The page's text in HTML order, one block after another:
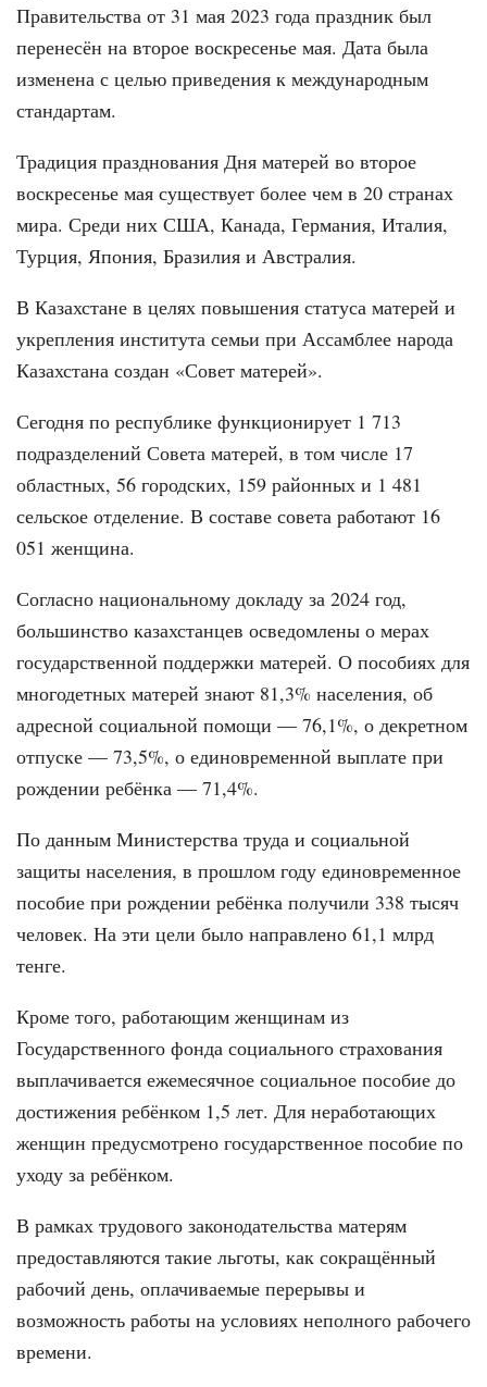
Правительства от 31 мая 2023 года праздник был
перенесён на второе воскресенье мая. Дата была
изменена с целью приведения к международным
стандартам.
Традиция празднования Дня матерей во второе
воскресенье мая существует более чем в 20 странах
мира. Среди них США, Канада, Германия, Италия,
Турция, Япония, Бразилия и Австралия.
В Казахстане в целях повышения статуса матерей и
укрепления института семьи при Ассамблее народа
Казахстана создан «Совет матерей».
Сегодня по республике функционирует 1 713
подразделений Совета матерей, в том числе 17
областных, 56 городских, 159 районных и 1 481
сельское отделение. В составе совета работают 16
051 женщина.
Согласно национальному докладу за 2024 год,
большинство казахстанцев осведомлены о мерах
государственной поддержки матерей. О пособиях для
многодетных матерей знают 81,3% населения, об
адресной социальной помощи — 76,1%, о декретном
отпуске — 73,5%, о единовременной выплате при
рождении ребёнка — 71,4%.
По данным Министерства труда и социальной
защиты населения, в прошлом году единовременное
пособие при рождении ребёнка получили 338 тысяч
человек. На эти цели было направлено 61,1 млрд
тенге.
Кроме того, работающим женщинам из
Государственного фонда социального страхования
выплачивается ежемесячное социальное пособие до
достижения ребёнком 1,5 лет. Для неработающих
женщин предусмотрено государственное пособие по
уходу за ребёнком.
В рамках трудового законодательства матерям
предоставляются такие льготы, как сокращённый
рабочий день, оплачиваемые перерывы и
возможность работы на условиях неполного рабочего
времени.